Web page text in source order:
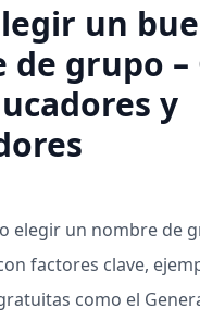
un
de grupo –
y
elegir un nombre de
factores clave,
como el